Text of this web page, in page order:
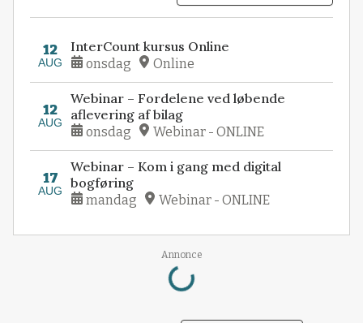
12
AUG
InterCount kursus Online
onsdag Online
12
AUG
Webinar – Fordelene ved løbende
aflevering af bilag
onsdag Webinar - ONLINE
17
AUG
Webinar – Kom i gang med digital
bogføring
mandag Webinar - ONLINE
Annonce
Loading...